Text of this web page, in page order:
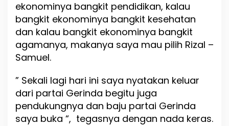
ekonominya bangkit pendidikan, kalau
bangkit ekonominya bangkit kesehatan
dan kalau bangkit ekonominya bangkit
agamanya, makanya saya mau pilih Rizal –
Samuel.
” Sekali lagi hari ini saya nyatakan keluar
dari partai Gerinda begitu juga
pendukungnya dan baju partai Gerinda
saya buka “, tegasnya dengan nada keras.